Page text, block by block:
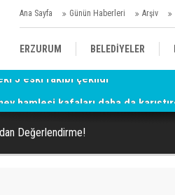
Ana Sayfa Günün Haberleri Arşiv
ERZURUM BELEDİYELER
KÜLTÜR/SANAT//MAĞAZİN
Değerlendirme!